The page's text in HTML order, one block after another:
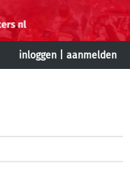
inloggen aanmelden